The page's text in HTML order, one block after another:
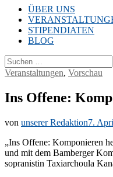
ÜBER UNS
STIPENDIATEN
BLOG
Suchen
nach:
Veranstaltungen, Vorschau
Ins Offene:
von unserer Redaktion7.
„Ins Of­fe­ne: Kom­po­nie­ren
und mit dem Bam­ber­ger
so­pra­nis­tin Taxi­ar­chou­la